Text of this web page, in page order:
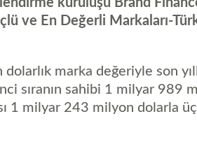
ve En Değerli Markaları-
marka değeriyle son
sıranın sahibi 1 milyar 989
1 milyar 243 milyon dolarla